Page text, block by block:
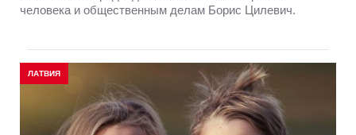
человека и общественным делам Борис Цилевич.
ЛАТВИЯ